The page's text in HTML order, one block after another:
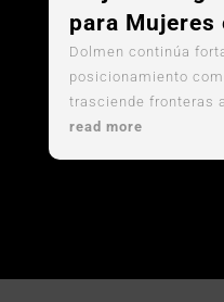
para Mujeres
Dolmen continúa
posicionamiento
trasciende fronteras
read more